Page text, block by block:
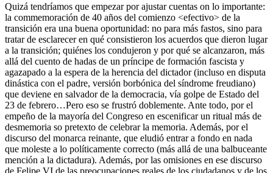
Quizá tendríamos que empezar por ajustar cuentas on lo importante:
la commemoración de 40 años del comienzo <efectivo> de la
transición era una buena oportunidad: no para más fastos, sino para
tratar de esclarecer en qué consistieron los acuerdos que dieron lugar
a la transición; quiénes los condujeron y por qué se alcanzaron, más
allá del cuento de hadas de un príncipe de formación fascista y
agazapado a la espera de la herencia del dictador (incluso en disputa
dinástica con el padre, versión borbónica del síndrome freudiano)
que deviene en salvador de la democracia, vía golpe de Estado del
23 de febrero…Pero eso se frustró doblemente. Ante todo, por el
empeño de la mayoría del Congreso en escenificar un ritual más de
desmemoria so pretexto de celebrar la memoria. Además, por el
discurso del monarca reinante, que eludió entrar a fondo en nada
que moleste a lo políticamente correcto (más allá de una balbuceante
mención a la dictadura). Además, por las omisiones en ese discurso
de Felipe VI de las preocupaciones reales de los ciudadanos y de los